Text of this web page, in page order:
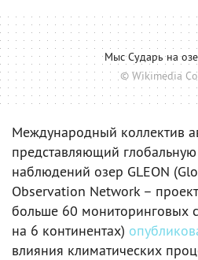
Мыс Сударь на
© Wikimedia
Международный коллектив
представляющий глобальную
наблюдений озер GLEON
Observation Network –
больше 60 мониторинговых
на 6 континентах)
влияния климатических